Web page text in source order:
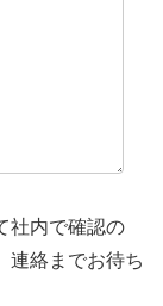
社内で確認の
連絡までお待ち